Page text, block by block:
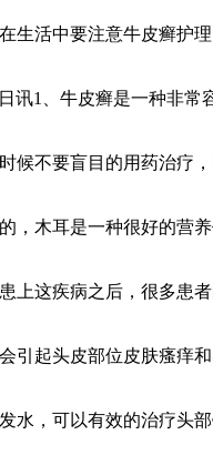
生活中要注意牛皮癣护
讯1、牛皮癣是一种非常
候不要盲目的用药治疗
，木耳是一种很好的营
上这疾病之后，很多患
引起头皮部位皮肤瘙痒
水，可以有效的治疗头